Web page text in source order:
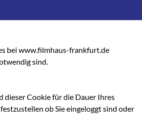
bei www.filmhaus-frankfurt.de
sind.
dieser Cookie für die Dauer Ihres
ob Sie eingeloggt sind oder